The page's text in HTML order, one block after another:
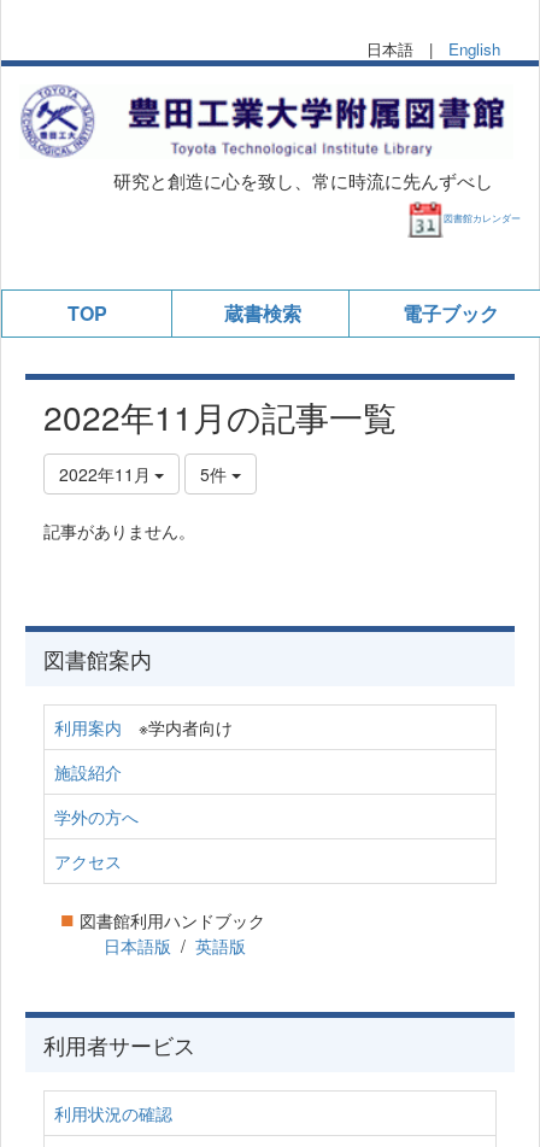
日本語 | English
研究と創造に心を致し、常に時流に先んずべし
図書館カレンダー
TOP 蔵書検索 電子ブック
2022年11月の記事一覧
2022年11月 5件
記事がありません。
図書館案内
利用案内 ※学内者向け
施設紹介
学外の方へ
アクセス
■ 図書館利用ハンドブック
日本語版 / 英語版
利用者サービス
利用状況の確認